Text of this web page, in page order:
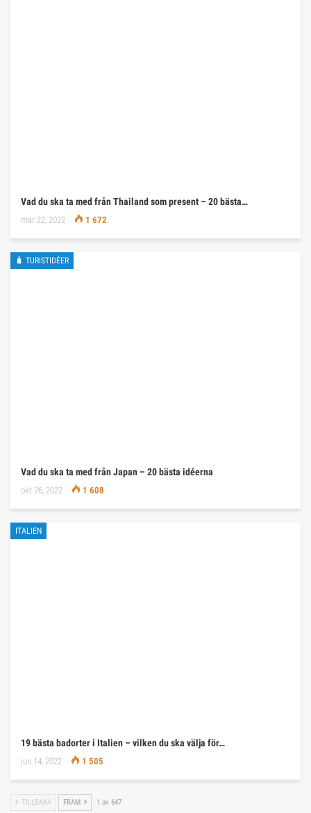
Vad du ska ta med från Thailand som present – 20 bästa…
mar 22, 2022 1 672
🧳 TURISTIDÉER
Vad du ska ta med från Japan – 20 bästa idéerna
okt 26, 2022 1 608
ITALIEN
19 bästa badorter i Italien – vilken du ska välja för…
jun 14, 2022 1 505
TILLBAKA FRAM 1 av 647